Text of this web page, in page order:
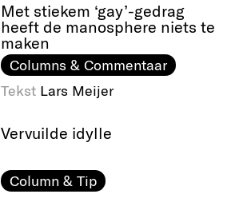
Met stiekem ‘gay’-gedrag
heeft de manosphere niets te
maken
Columns & Commentaar
Tekst Lars Meijer
Vervuilde idylle
Column & Tip